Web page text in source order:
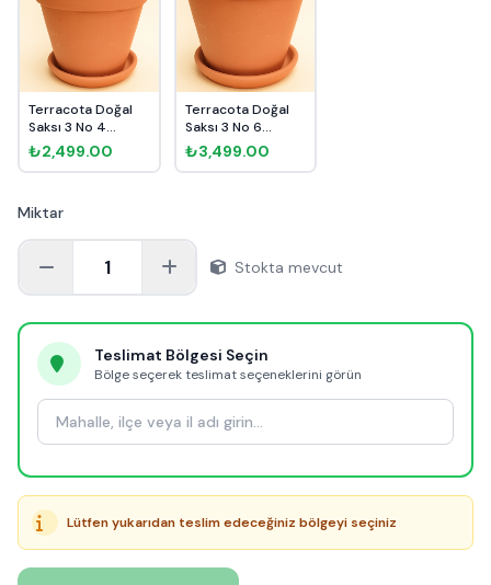
Terracota Doğal
Saksı 3 No 4
Ø27cm
₺2,499.00
Terracota Doğal
Saksı 3 No 6
Ø35cm
₺3,499.00
Miktar
1 Stokta mevcut
Teslimat Bölgesi Seçin
Bölge seçerek teslimat seçeneklerini görün
Lütfen yukarıdan teslim edeceğiniz bölgeyi seçiniz